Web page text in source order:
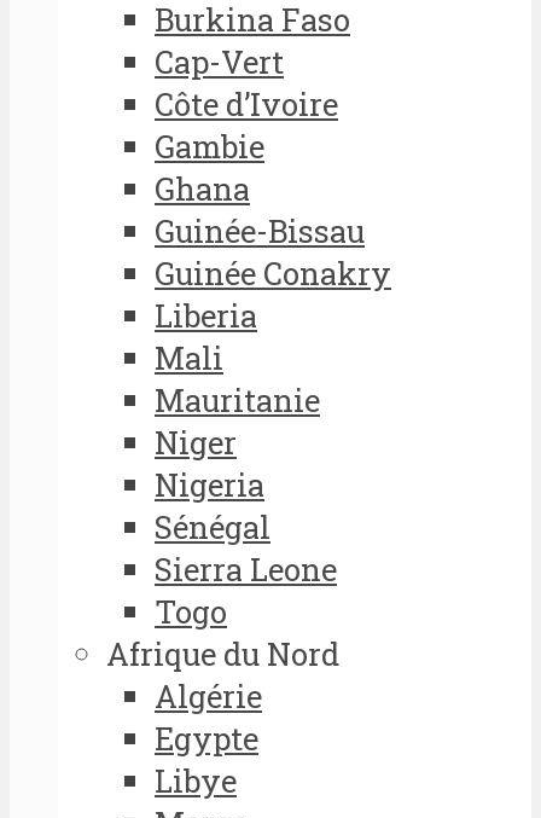
Burkina Faso
Cap-Vert
Côte d’Ivoire
Gambie
Ghana
Guinée-Bissau
Guinée Conakry
Liberia
Mali
Mauritanie
Niger
Nigeria
Sénégal
Sierra Leone
Togo
Afrique du Nord
Algérie
Egypte
Libye